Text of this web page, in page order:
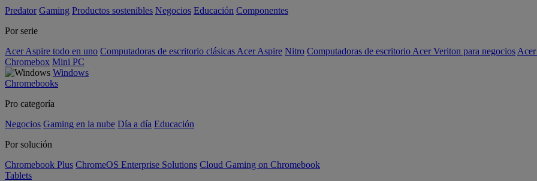
Predator Gaming Productos sostenibles Negocios Educación Componentes
Por serie
Acer Aspire todo en uno Computadoras de escritorio clásicas Acer Aspire Nitro Computadoras de escritorio Acer Veriton para negocios
Chromebox Mini PC
Windows
Chromebooks
Pro categoría
Negocios Gaming en la nube Día a día Educación
Por solución
Chromebook Plus ChromeOS Enterprise Solutions Cloud Gaming on Chromebook
Tablets